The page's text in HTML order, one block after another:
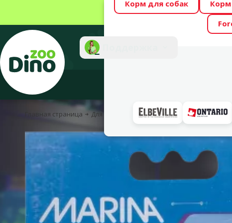
Весь месяц Dino
Фотоконкурс
Корм для собак
Главная страница Для рыбок Аквариумное оборудование и